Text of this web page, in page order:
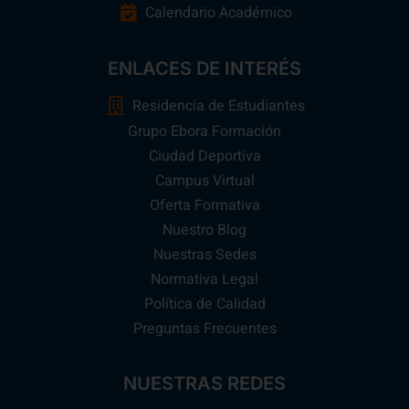
Calendario Académico
ENLACES DE INTERÉS
Residencia de Estudiantes
Grupo Ebora Formación
Ciudad Deportiva
Campus Virtual
Oferta Formativa
Nuestro Blog
Nuestras Sedes
Normativa Legal
Política de Calidad
Preguntas Frecuentes
NUESTRAS REDES